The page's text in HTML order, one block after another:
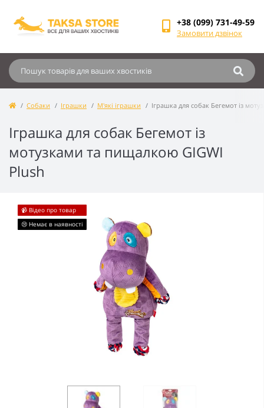
+38 (099) 731-49-59
Замовити дзвінок
Собаки Іграшки М'які іграшки Іграшка для собак Бегемот із
Іграшка для собак Бегемот із
мотузками та пищалкою GIGWI
Plush
📹 Відео про товар
😢 Немає в наявності